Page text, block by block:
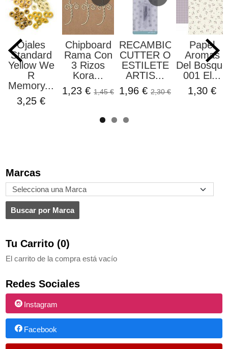
Marcas
Tu Carrito (0)
El carrito de la compra está vacío
Redes Sociales
Instagram
Facebook
Ojales
Standard
Yellow We
R
Memory...
3,25 €
Chipboard
Rama Con
3 Rizos
Kora...
1,23 € 1,45 €
RECAMBIO
CUTTER O
ESTILETE
ARTIS...
1,96 € 2,30 €
Papel
Aromas
Del Bosque
001 El...
1,30 €